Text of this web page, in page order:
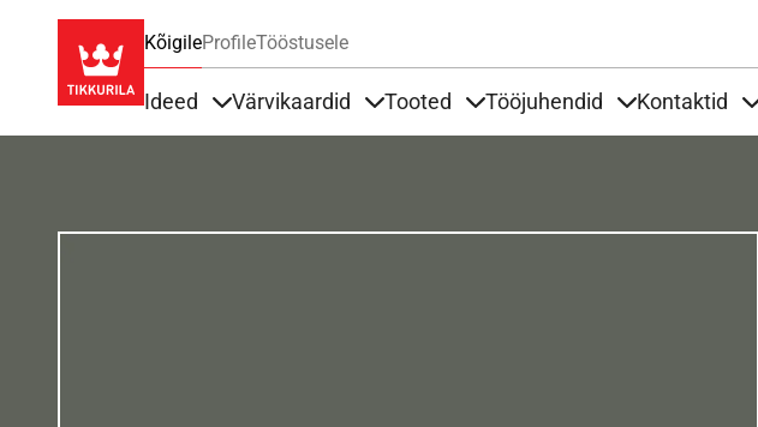
KõigileProfileTööstusele
Ideed Värvikaardid Tooted Tööjuhendid Kontaktid